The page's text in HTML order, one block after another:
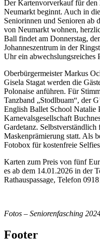
Der Kartenvorverkauf für den
Neumarkt beginnt. Auch in
Seniorinnen und Senioren ab
von Neumarkt wohnen,
Ball findet am Donnerstag,
Johanneszentrum in der
Uhr ein abwechslungsreiches
Oberbürgermeister Markus
Gisela Stagat werden die
Polonaise anführen. Für
Tanzband „Stodlbuam“, der
English Ballet School Natalie
Karnevalsgesellschaft
Gardetanz.
Maskenprämierung statt. Als
Fotobox für kostenfreie
Karten zum Preis von fünf
es ab dem 14.01.2026 in der
Rathauspassage, Telefon
Fotos – Seniorenfasching
Footer